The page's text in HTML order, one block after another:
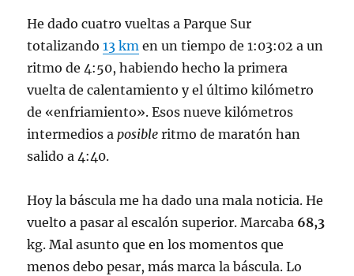
He dado cuatro vueltas a Parque Sur
totalizando13 km en un tiempo de 1:03:02 a un
ritmo de 4:50, habiendo hecho la primera
vuelta de calentamiento y el último kilómetro
de «enfriamiento». Esos nueve kilómetros
intermedios aposible ritmo de maratón han
salido a 4:40.
Hoy la báscula me ha dado una mala noticia. He
vuelto a pasar al escalón superior. Marcaba 68,3
kg. Mal asunto que en los momentos que
menos debo pesar, más marca la báscula. Lo